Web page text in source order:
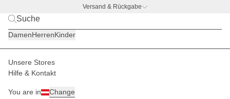
Versand & Rückgabe
DamenHerrenKinder
Unsere Stores
Hilfe & Kontakt
You are in Change
Damen Accessoires